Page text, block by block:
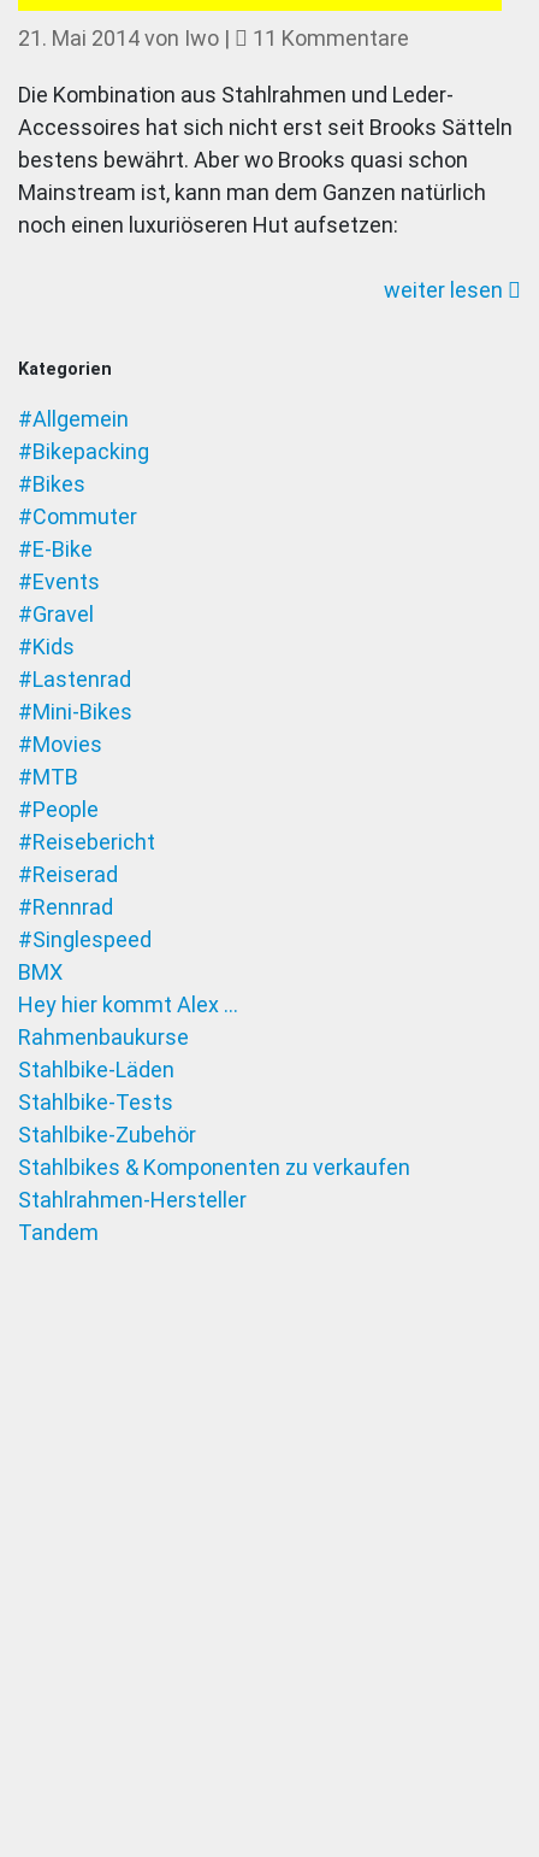
Kategorien
#Allgemein
#Bikepacking
#Bikes
#Commuter
#E-Bike
#Events
#Gravel
#Kids
#Lastenrad
#Mini-Bikes
#Movies
#MTB
#People
#Reisebericht
#Reiserad
#Rennrad
#Singlespeed
BMX
Hey hier kommt Alex …
Rahmenbaukurse
Stahlbike-Läden
Stahlbike-Tests
Stahlbike-Zubehör
Stahlbikes & Komponenten zu verkaufen
Stahlrahmen-Hersteller
Tandem
21. Mai 2014von Iwo | 11 Kommentare
in
Lack
und
Leder:
Bicycle
Die Kombination aus Stahlrahmen und Leder-
Accessoires hat sich nicht erst seit Brooks Sätteln
bestens bewährt. Aber wo Brooks quasi schon
Mainstream ist, kann man dem Ganzen natürlich
noch einen luxuriöseren Hut aufsetzen:
weiter lesen